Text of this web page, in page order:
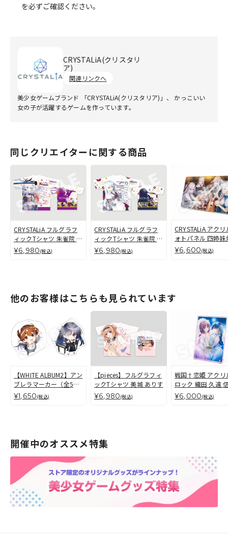
を必ずご確認ください。
CRYSTALiA(クリスタリ
ア)
関連リンクへ
美少女ゲームブランド 「CRYSTALiA(クリスタリア)」、 かっこいい
女の子が活躍するゲームを作っています。
同じクリエイターに関する商品
CRYSTALiA フルグラフ
ィックTシャツ 朱雀院 紅
葉[L/XL]
¥6,980(税込)
CRYSTALiA フルグラフ
ィックTシャツ 朱雀院 都
子【朱雀四重奏】
¥6,980(税込)
CRYSTALiA アクリ
ォトパネル 四姉妹
肉【朱雀四重奏】
¥6,600(税込)
他のお客様はこちらも見られています
【WHITE ALBUM2】アン
ブレラマーカー（全5
種）
¥1,650(税込)
【pieces】フルグラフィ
ックTシャツ 美城 ありす
¥6,980(税込)
戦国†恋姫 アクリ
ロック 織田 久遠
斎藤 結菜 帰蝶
¥6,000(税込)
開催中のオススメ特集